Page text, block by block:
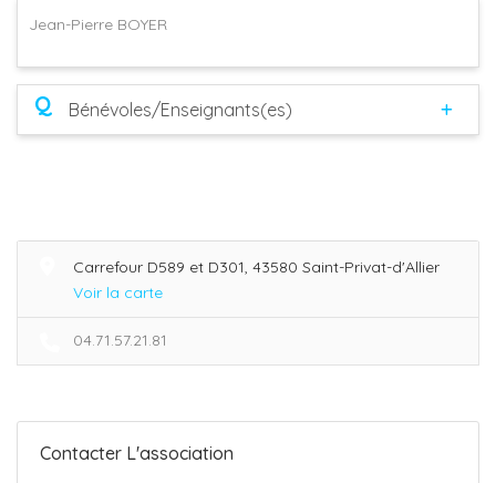
Jean-Pierre BOYER
Q Bénévoles/Enseignants(es)
Carrefour D589 et D301, 43580 Saint-Privat-d'Allier
Voir la carte
04.71.57.21.81
Contacter L'association